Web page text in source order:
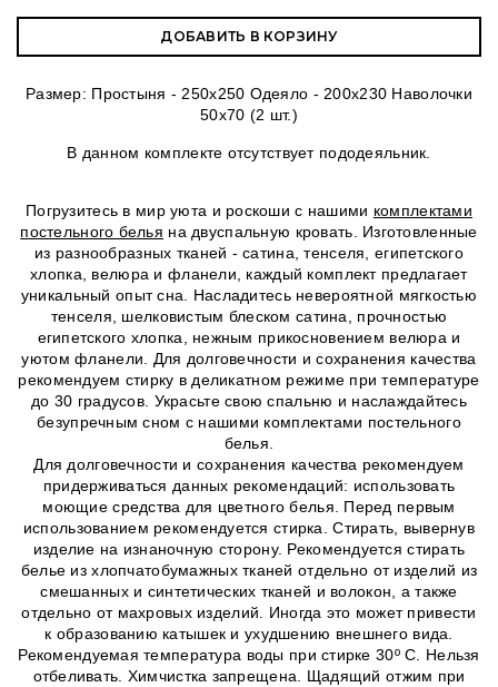
ДОБАВИТЬ В КОРЗИНУ
Размер: Простыня - 250х250 Одеяло - 200х230 Наволочки
50х70 (2 шт.)
В данном комплекте отсутствует пододеяльник.
Погрузитесь в мир уюта и роскоши с нашими комплектами
постельного белья на двуспальную кровать. Изготовленные
из разнообразных тканей - сатина, тенселя, египетского
хлопка, велюра и фланели, каждый комплект предлагает
уникальный опыт сна. Насладитесь невероятной мягкостью
тенселя, шелковистым блеском сатина, прочностью
египетского хлопка, нежным прикосновением велюра и
уютом фланели. Для долговечности и сохранения качества
рекомендуем стирку в деликатном режиме при температуре
до 30 градусов. Украсьте свою спальню и наслаждайтесь
безупречным сном с нашими комплектами постельного
белья.
Для долговечности и сохранения качества рекомендуем
придерживаться данных рекомендаций: использовать
моющие средства для цветного белья. Перед первым
использованием рекомендуется стирка. Стирать, вывернув
изделие на изнаночную сторону. Рекомендуется стирать
белье из хлопчатобумажных тканей отдельно от изделий из
смешанных и синтетических тканей и волокон, а также
отдельно от махровых изделий. Иногда это может привести
к образованию катышек и ухудшению внешнего вида.
Рекомендуемая температура воды при стирке 30º C. Нельзя
отбеливать. Химчистка запрещена. Щадящий отжим при